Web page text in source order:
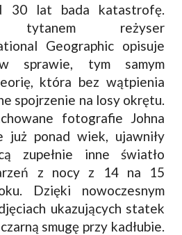
30 lat bada katastrofę.
tytanem reżyser
Geographic opisuje
sprawie, tym samym
która bez wątpienia
spojrzenie na losy okrętu.
fotografie Johna
już ponad wiek, ujawniły
zupełnie inne światło
z nocy z 14 na 15
Dzięki nowoczesnym
ukazujących statek
smugę przy kadłubie.